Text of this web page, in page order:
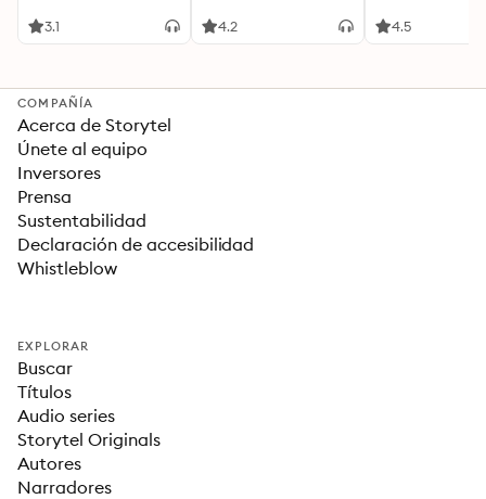
3.1 4.2 4.5
COMPAÑÍA
Acerca de Storytel
Únete al equipo
Inversores
Prensa
Sustentabilidad
Declaración de accesibilidad
Whistleblow
EXPLORAR
Buscar
Títulos
Audio series
Storytel Originals
Autores
Narradores